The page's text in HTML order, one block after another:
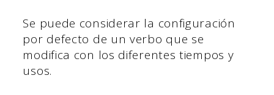
Se puede considerar la configuración
por defecto de un verbo que se
modifica con los diferentes tiempos y
usos.